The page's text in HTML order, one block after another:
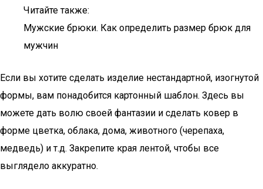
Читайте также:
Мужские брюки. Как определить размер брюк для
мужчин
Если вы хотите сделать изделие нестандартной, изогнутой
формы, вам понадобится картонный шаблон. Здесь вы
можете дать волю своей фантазии и сделать ковер в
форме цветка, облака, дома, животного (черепаха,
медведь) и т.д. Закрепите края лентой, чтобы все
выглядело аккуратно.